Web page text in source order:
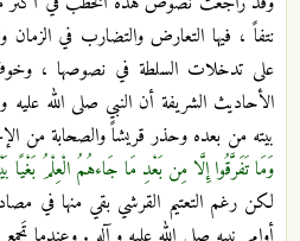
نتفاً ، فيها التعارض والتضارب في الزمان
على تدخلات السلطة في نصوصها ،
الأحاديث الشريفة أن النبي صلى الله عليه
بيته من بعده وحذر قريشاً والصحابة من
وَمَا تَفَرَّقُوا إِلَّا مِن بَعْدِ مَا جَاءهُمُ الْعِلْمُ بَغْيًا
لكن رغم التعتيم القرشي بقي منها في